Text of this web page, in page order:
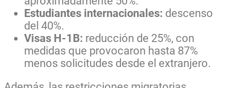
Estudiantes internacionales: descenso
del 40%.
Visas H-1B: reducción de 25%, con
medidas que provocaron hasta 87%
menos solicitudes desde el extranjero.